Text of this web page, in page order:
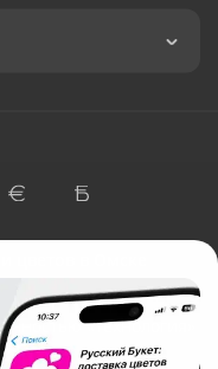
цветов в Омске
«Технология»